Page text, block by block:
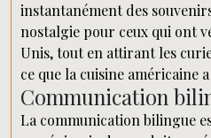
instantanément des
nostalgie pour ceux qui ont
Unis, tout en attirant les
ce que la cuisine américaine
Communication
La communication bilingue